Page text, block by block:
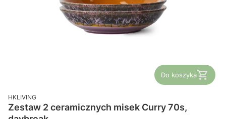
Do koszyka
PRODUCENT
HKLIVING
Zestaw 2 ceramicznych misek Curry 70s,